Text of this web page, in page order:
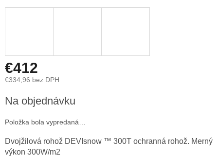
€412
€334,96 bez DPH
cena:
Na objednávku
Položka bola vypredaná…
Dvojžilová rohož DEVIsnow ™ 300T ochranná rohož. Merný
výkon 300W/m2